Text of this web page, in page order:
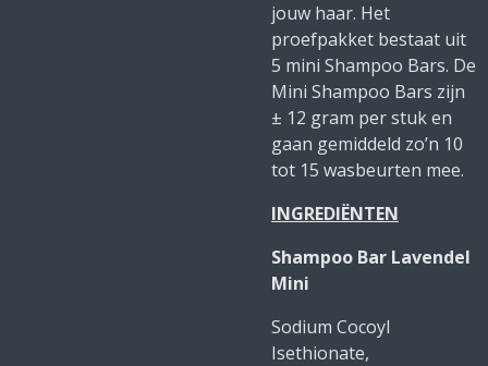
jouw haar. Het
proefpakket bestaat uit
5 mini Shampoo Bars. De
Mini Shampoo Bars zijn
± 12 gram per stuk en
gaan gemiddeld zo’n 10
tot 15 wasbeurten mee.
INGREDIËNTEN
Shampoo Bar Lavendel
Mini
Sodium Cocoyl
Isethionate,